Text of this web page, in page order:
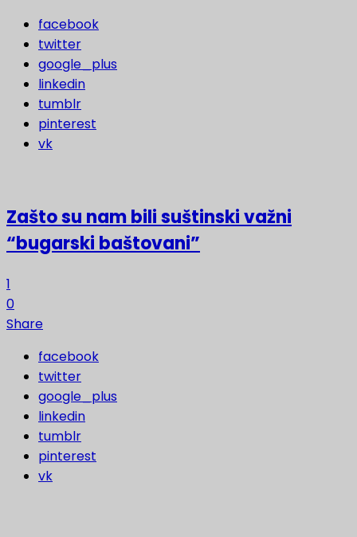
facebook
twitter
google_plus
linkedin
tumblr
pinterest
vk
Zašto su nam bili suštinski važni
“bugarski baštovani”
1
0
Share
facebook
twitter
google_plus
linkedin
tumblr
pinterest
vk